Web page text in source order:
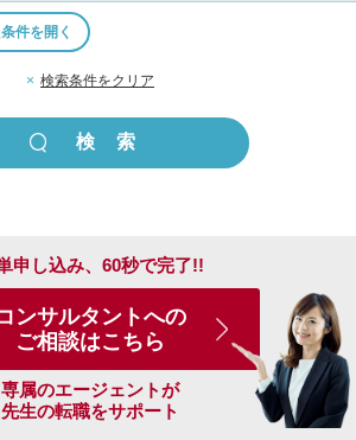
件を開く
× 検索条件をクリア
申し込み、60秒で完了!!
ンサルタントへの
ご相談はこちら
専属のエージェントが
先生の転職をサポート